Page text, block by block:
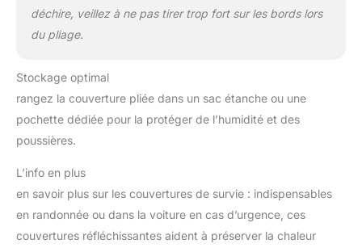
déchire, veillez à ne pas tirer trop fort sur les bords lors
du pliage.
Stockage optimal
rangez la couverture pliée dans un sac étanche ou une
pochette dédiée pour la protéger de l’humidité et des
poussières.
L’info en plus
en savoir plus sur les couvertures de survie : indispensables
en randonnée ou dans la voiture en cas d’urgence, ces
couvertures réfléchissantes aident à préserver la chaleur